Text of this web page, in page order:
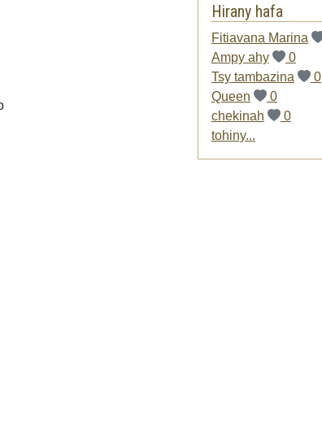
Hirany hafa
Fitiavana Marina
Ampy ahy
0
Tsy tambazina
0
Queen
0
chekinah
0
tohiny...